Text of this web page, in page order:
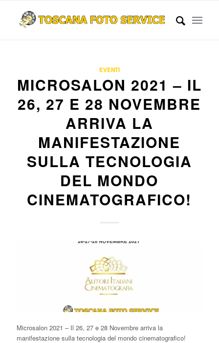
EVENTI
MICROSALON 2021 – IL
26, 27 E 28 NOVEMBRE
ARRIVA LA
MANIFESTAZIONE
SULLA TECNOLOGIA
DEL MONDO
CINEMATOGRAFICO!
Microsalon 2021 – Il 26, 27 e 28 Novembre arriva la
manifestazione sulla tecnologia del mondo cinematografico!